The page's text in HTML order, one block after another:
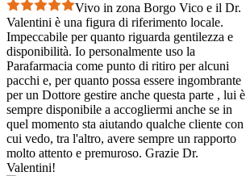
Vivo in zona Borgo Vico e il Dr.
Valentini è una figura di riferimento locale.
Impeccabile per quanto riguarda gentilezza e
disponibilità. Io personalmente uso la
Parafarmacia come punto di ritiro per alcuni
pacchi e, per quanto possa essere ingombrante
per un Dottore gestire anche questa parte , lui è
sempre disponibile a accogliermi anche se in
quel momento sta aiutando qualche cliente con
cui vedo, tra l'altro, avere sempre un rapporto
molto attento e premuroso. Grazie Dr.
Valentini!